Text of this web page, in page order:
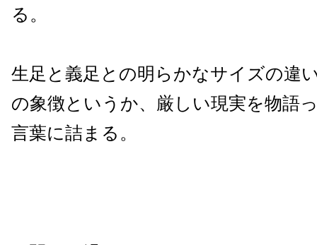
る。
生足と義足との明らかなサイズの違
の象徴というか、厳しい現実を物語
言葉に詰まる。